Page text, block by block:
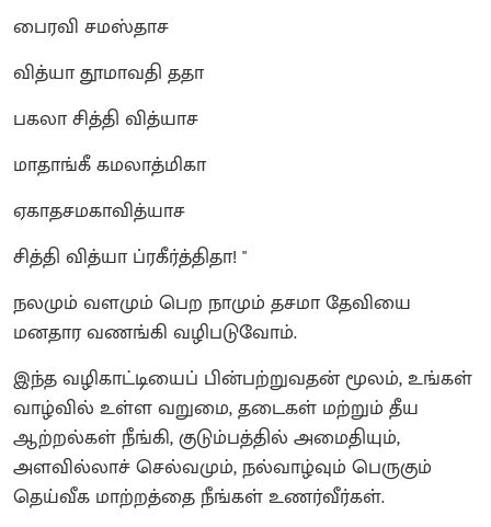
பைரவி சமஸ்தாச
வித்யா தூமாவதி ததா
பகலா சித்தி வித்யாச
மாதாங்கீ கமலாத்மிகா
ஏகாதசமகாவித்யாச
சித்தி வித்யா ப்ரகீர்த்திதா! "
நலமும் வளமும் பெற நாமும் தசமா தேவியை
மனதார வணங்கி வழிபடுவோம்.
இந்த வழிகாட்டியைப் பின்பற்றுவதன் மூலம், உங்கள்
வாழ்வில் உள்ள வறுமை, தடைகள் மற்றும் தீய
ஆற்றல்கள் நீங்கி, குடும்பத்தில் அமைதியும்,
அளவில்லாச் செல்வமும், நல்வாழ்வும் பெருகும்
தெய்வீக மாற்றத்தை நீங்கள் உணர்வீர்கள்.